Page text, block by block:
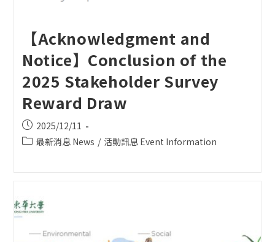
【Acknowledgment and
Notice】Conclusion of the
2025 Stakeholder Survey
Reward Draw
Post
published:
2025/12/11
Post最新消息 News / 活動訊息 Event Information